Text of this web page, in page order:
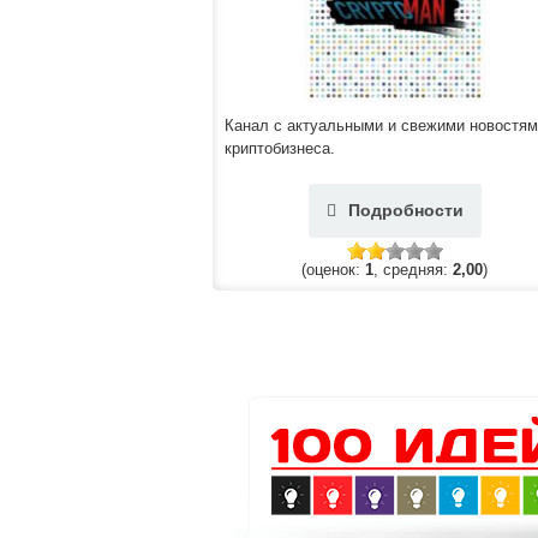
Канал с актуальными и свежими
криптобизнеса.
Подробности
(оценок: 1, средняя: 2,00)